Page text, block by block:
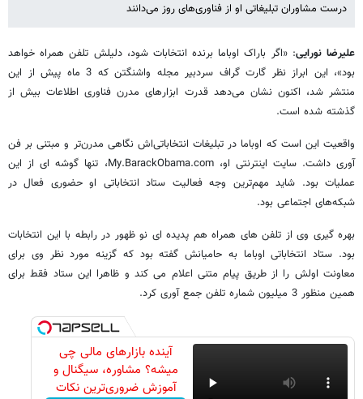
درست مشاوران تبلیغاتی او از فناوری‌های روز می‌دانند
علیرضا نورایی: «اگر باراک اوباما برنده انتخابات شود، دلیلش تلفن همراه خواهد
بود»، این ابراز نظر گارت گراف سردبیر مجله واشنگتن که 3 ماه پیش از این
منتشر شد، اکنون نشان می‌دهد قدرت ابزارهای مدرن فناوری اطلاعات بیش از
گذشته شده است.
واقعیت این است که اوباما در تبلیغات انتخاباتی‌اش نگاهی مدرن‌تر و مبتنی بر فن
آوری داشت. سایت اینترنتی او، My.BarackObama.com، تنها گوشه ای از این
عملیات بود. شاید مهم‌ترین وجه فعالیت ستاد انتخاباتی او حضوری فعال در
شبکه‌های اجتماعی بود.
بهره گیری وی از تلفن های همراه هم پدیده ای نو ظهور در رابطه با این انتخابات
بود. ستاد انتخاباتی اوباما به حامیانش گفته بود که گزینه مورد نظر وی برای
معاونت اولش را از طریق پیام متنی اعلام می کند و ظاهرا این ستاد فقط برای
همین منظور 3 میلیون شماره تلفن جمع آوری کرد.
آینده بازارهای مالی چی
‌میشه؟ مشاوره، سیگنال و
آموزش ضروری‌ترین نکات